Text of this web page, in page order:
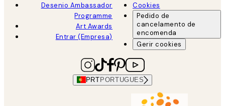
Desenio Ambassador
Programme
Art Awards
Entrar (Empresa)
Cookies
Pedido de
cancelamento de
encomenda
Gerir cookies
PRT PORTUGUES